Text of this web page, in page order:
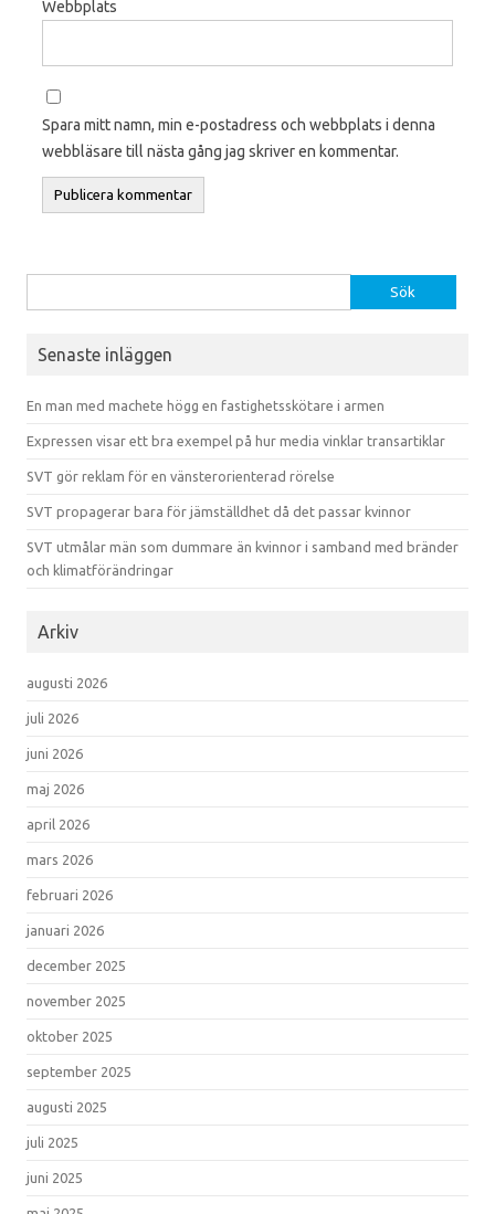
Webbplats
Spara mitt namn, min e-postadress och webbplats i denna
webbläsare till nästa gång jag skriver en kommentar.
Senaste inläggen
En man med machete högg en fastighetsskötare i armen
Expressen visar ett bra exempel på hur media vinklar transartiklar
SVT gör reklam för en vänsterorienterad rörelse
SVT propagerar bara för jämställdhet då det passar kvinnor
SVT utmålar män som dummare än kvinnor i samband med bränder
och klimatförändringar
Arkiv
augusti 2026
juli 2026
juni 2026
maj 2026
april 2026
mars 2026
februari 2026
januari 2026
december 2025
november 2025
oktober 2025
september 2025
augusti 2025
juli 2025
juni 2025